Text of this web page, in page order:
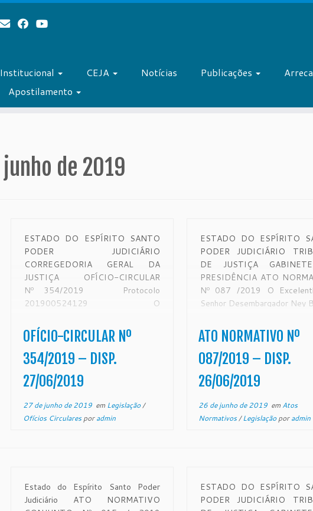
Institucional CEJA Notícias Publicações
Apostilamento
junho de 2019
ESTADO DO ESPÍRITO SANTO
PODER JUDICIÁRIO
CORREGEDORIA GERAL DA
JUSTIÇA OFÍCIO-CIRCULAR
Nº 354/2019 Protocolo
201900524129 O
BRASIL JUNIOR. Corregedor-
Geral da Justiça do Estado do
Espírito Santo, no uso de suas
atribuições legais:
CONSIDERANDO que a
órgão de fiscalização, disciplina e
orientação […]
OFÍCIO-CIRCULAR Nº
354/2019 – DISP.
27/06/2019
27 de junho de 2019em Legislação/
Ofícios Circularesporadmin
ESTADO DO ESPÍRITO
PODER JUDICIÁRIO
DE JUSTIÇA
PRESIDÊNCIA ATO
Nº 087 /2019 O
Senhor Desembargador Ney
do Egrégio Tribunal de
Estado do Espírito Santo, no
suas atribuições
CONSIDERANDO o
expediente protocolado neste
ATO NORMATIVO Nº
087/2019 – DISP.
26/06/2019
26 de junho de 2019em Atos
Normativos/Legislaçãoporadmin
Estado do Espírito Santo Poder
Judiciário ATO NORMATIVO
ESTADO DO ESPÍRITO
PODER JUDICIÁRIO